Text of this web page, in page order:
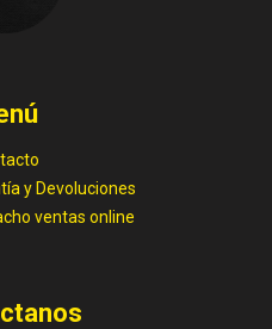
y Devoluciones
ventas online